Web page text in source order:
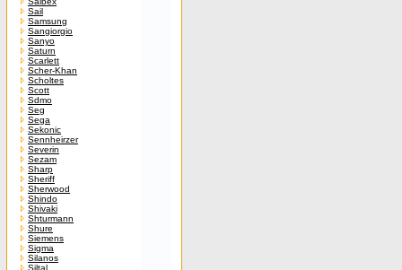
Sail
Samsung
Sangiorgio
Sanyo
Saturn
Scarlett
Scher-Khan
Scholtes
Scott
Sdmo
Seg
Sega
Sekonic
Sennheirzer
Severin
Sezam
Sharp
Sheriff
Sherwood
Shindo
Shivaki
Shturmann
Shure
Siemens
Sigma
Silanos
Siltal